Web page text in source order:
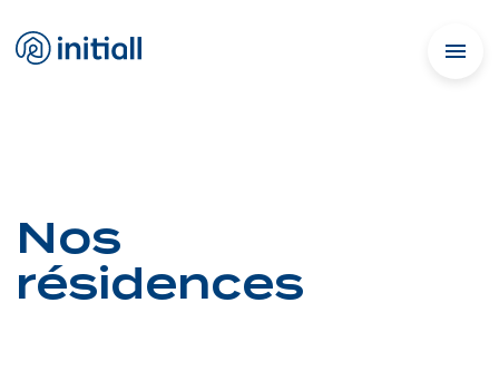
Nos
résidences